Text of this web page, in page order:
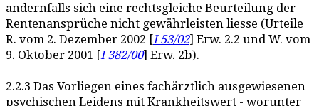
andernfalls sich eine rechtsgleiche Beurteilung der
Rentenansprüche nicht gewährleisten liesse (Urteile
R. vom 2. Dezember 2002 [I 53/02] Erw. 2.2 und W. vom
9. Oktober 2001 [I 382/00] Erw. 2b).
2.2.3 Das Vorliegen eines fachärztlich ausgewiesenen
psychischen Leidens mit Krankheitswert - worunter